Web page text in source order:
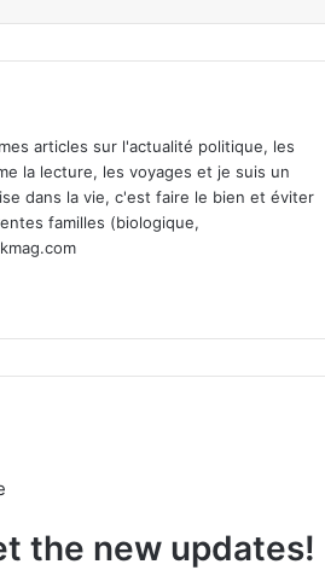
articles sur l'actualité politique, les
la lecture, les voyages et je suis un
dans la vie, c'est faire le bien et éviter
familles (biologique,
the new updates!